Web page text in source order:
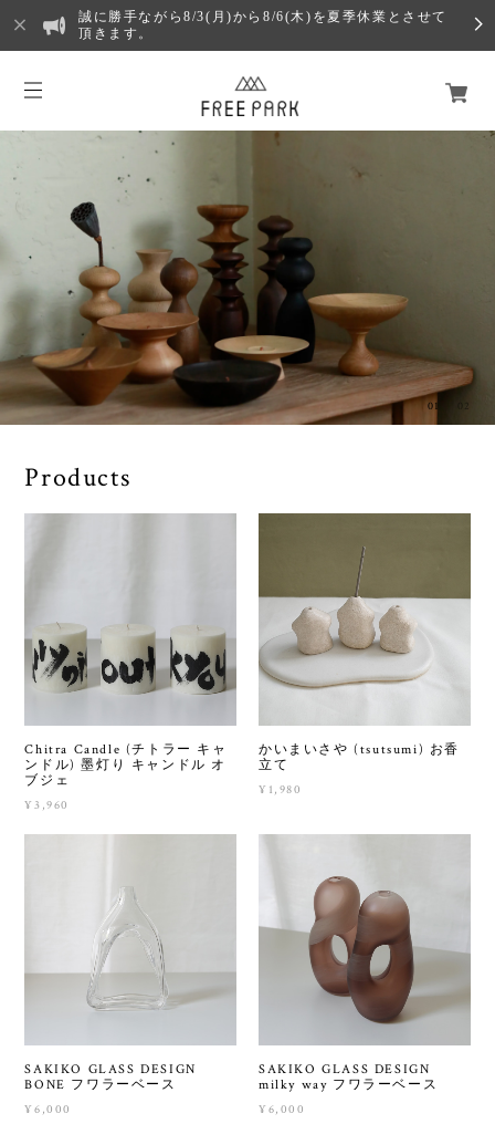
誠に勝手ながら8/3(月)から8/6(木)を夏季休業とさせて
頂きます。
01 02
Products
Chitra Candle (チトラー キャ
ンドル) 墨灯り キャンドル オ
ブジェ
¥3,960
かいまいさや (tsutsumi) お香
立て
¥1,980
SAKIKO GLASS DESIGN
BONE フワラーベース
¥6,000
SAKIKO GLASS DESIGN
milky way フワラーベース
¥6,000